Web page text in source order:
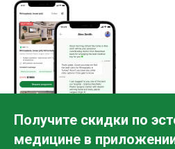
Получите скидки по
медицине в